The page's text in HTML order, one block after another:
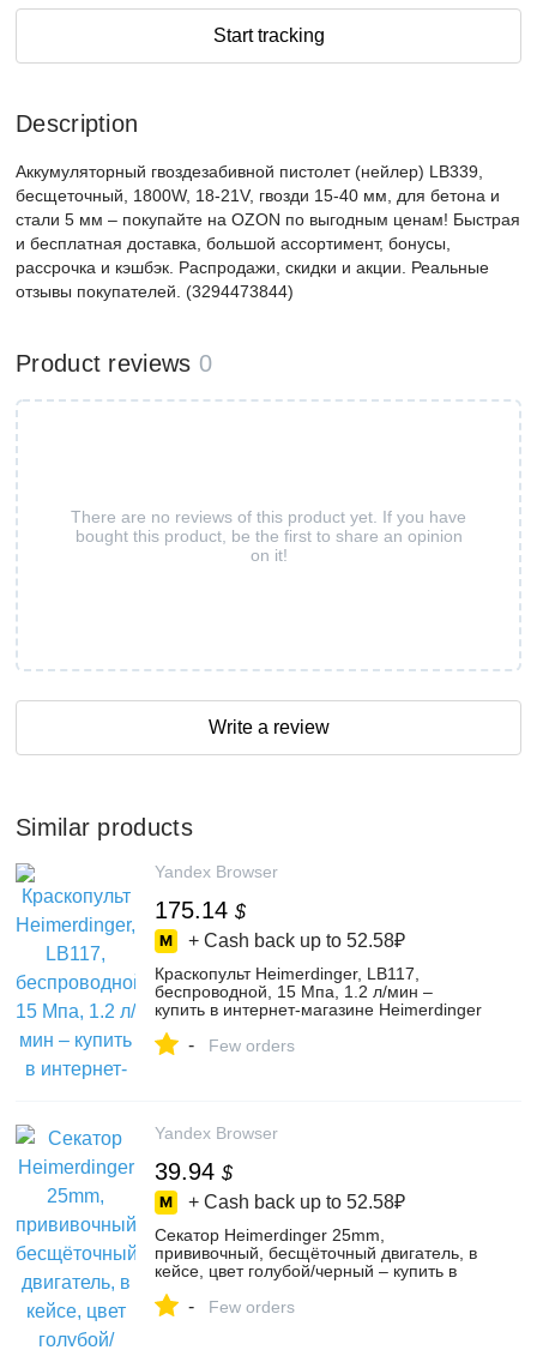
Start tracking
Description
Аккумуляторный гвоздезабивной пистолет (нейлер) LB339,
бесщеточный, 1800W, 18-21V, гвозди 15-40 мм, для бетона и
стали 5 мм – покупайте на OZON по выгодным ценам! Быстрая
и бесплатная доставка, большой ассортимент, бонусы,
рассрочка и кэшбэк. Распродажи, скидки и акции. Реальные
отзывы покупателей. (3294473844)
Product reviews 0
There are no reviews of this product yet. If you have
bought this product, be the first to share an opinion
on it!
Write a review
Similar products
Yandex Browser
175.14 $
+ Cash back up to 52.58₽
Краскопульт Heimerdinger, LB117,
беспроводной, 15 Мпа, 1.2 л/мин –
купить в интернет-магазине Heimerdinger
Маркете, 4811455259
- Few orders
Yandex Browser
39.94 $
+ Cash back up to 52.58₽
Секатор Heimerdinger 25mm,
прививочный, бесщёточный двигатель, в
кейсе, цвет голубой/черный – купить в
Авторизованные продукты 1 на Яндекс
- Few orders